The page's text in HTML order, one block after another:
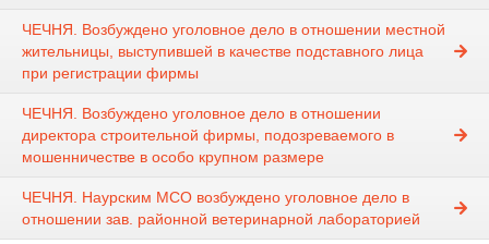
ЧЕЧНЯ. Возбуждено уголовное дело в отношении местной
жительницы, выступившей в качестве подставного лица
при регистрации фирмы
ЧЕЧНЯ. Возбуждено уголовное дело в отношении
директора строительной фирмы, подозреваемого в
мошенничестве в особо крупном размере
ЧЕЧНЯ. Наурским МСО возбуждено уголовное дело в
отношении зав. районной ветеринарной лабораторией